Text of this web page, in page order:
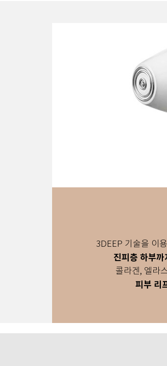
3DEEP 기술을 이
진피층 하부
콜라겐, 엘라
피부 리